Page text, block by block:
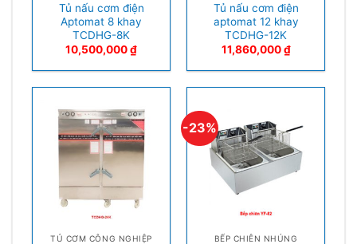
Tủ nấu cơm điện
Aptomat 8 khay
TCDHG-8K
10,500,000₫
Tủ nấu cơm điện
aptomat 12 khay
TCDHG-12K
11,860,000₫
TỦ CƠM CÔNG NGHIỆP
-23%
BẾP CHIÊN NHÚNG